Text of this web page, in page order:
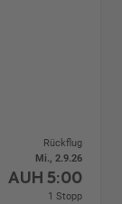
Rückflug
Mi., 2.9.26
AUH 5:00
1 Stopp